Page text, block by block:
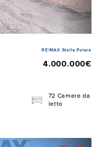
RE/MAX Stella Polare
4.000.000€
72 Camere da
letto